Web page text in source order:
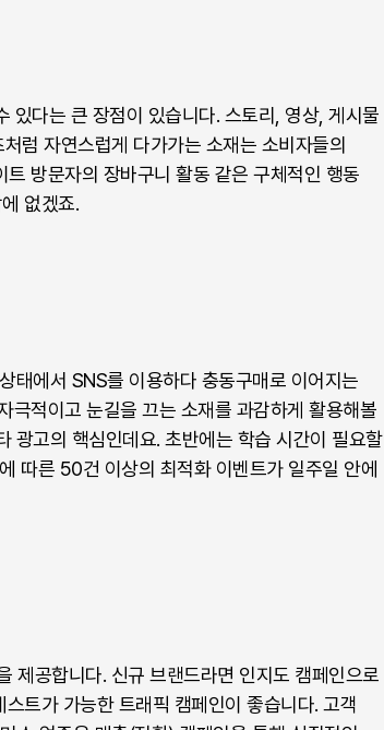
있다는 큰 장점이 있습니다. 스토리, 영상, 게시물
럼 자연스럽게 다가가는 소재는 소비자들의
방문자의 장바구니 활동 같은 구체적인 행동
없겠죠.
태에서 SNS를 이용하다 충동구매로 이어지는
극적이고 눈길을 끄는 소재를 과감하게 활용해볼
광고의 핵심인데요. 초반에는 학습 시간이 필요할
따른 50건 이상의 최적화 이벤트가 일주일 안에
제공합니다. 신규 브랜드라면 인지도 캠페인으로
트가 가능한 트래픽 캠페인이 좋습니다. 고객